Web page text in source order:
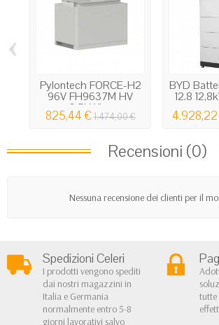
Pylontech FORCE-H2
96V FH9637M HV
3.5kWh...
825,44 €1.474,00 €
BYD
12.8
‹
Recensioni (0)
Nessuna recensione dei clienti per il
Spedizioni Celeri
I prodotti vengono spediti
dai nostri magazzini in
Italia e Germania
normalmente entro 5-8
giorni lavorativi salvo
tutte